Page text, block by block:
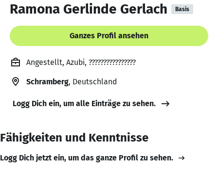
Ramona Gerlinde Gerlach Basis
Ganzes Profil ansehen
Angestellt, Azubi, ????????????????
Schramberg, Deutschland
Logg Dich ein, um alle Einträge zu sehen.
Fähigkeiten und Kenntnisse
Logg Dich jetzt ein, um das ganze Profil zu sehen.